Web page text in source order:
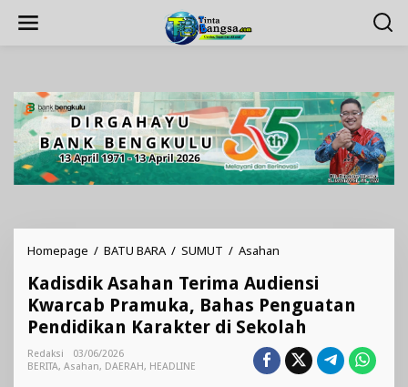
Homepage / BATU BARA / SUMUT / Asahan
Terima
Audiensi
Kwarcab
Pramuka,
Bahas
Penguatan
Kadisdik Asahan Terima Audiensi
Kwarcab Pramuka, Bahas Penguatan
Pendidikan Karakter di Sekolah
Redaksi
03/06/2026
BERITA, Asahan, DAERAH, HEADLINE